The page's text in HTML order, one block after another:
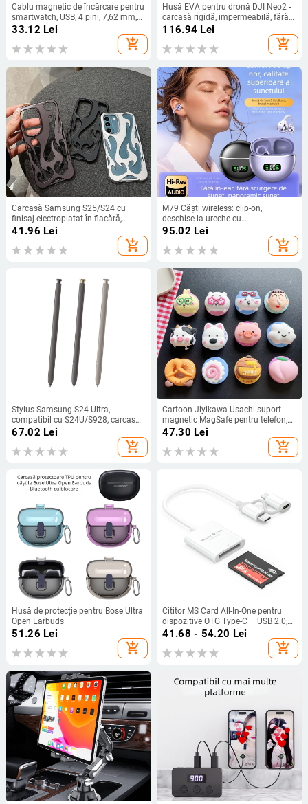
Cablu magnetic de încărcare pentru
smartwatch, USB, 4 pini, 7,62 mm,
linie de date
33.12 Lei
add_shopping_cart
Husă EVA pentru dronă DJI Neo2 -
carcasă rigidă, impermeabilă, fără
curea, de mână, cusută
116.94 Lei
add_shopping_cart
Carcasă Samsung S25/S24 cu
finisaj electroplatat în flacără,
design decupat, compatibilă cu
41.96 Lei
add_shopping_cart
M79 Căști wireless: clip-on,
deschise la ureche cu
conductivitate osoasă, complet fără
fir, Bluetooth 5.4, IPX6, autonomie
până la 4 ore
95.02 Lei
add_shopping_cart
Stylus Samsung S24 Ultra,
compatibil cu S24U/S928, carcasă
din plastic
67.02 Lei
add_shopping_cart
Cartoon Jiyikawa Usachi suport
magnetic MagSafe pentru telefon,
suport din silicon extensibil și inel
47.30 Lei
add_shopping_cart
Husă de protecție pentru Bose Ultra
Open Earbuds
51.26 Lei
add_shopping_cart
Cititor MS Card All-In-One pentru
dispozitive OTG Type-C – USB 2.0,
acceptă MS Pro și alte carduri,
conectare externă, model p01
41.68 - 54.20 Lei
add_shopping_cart